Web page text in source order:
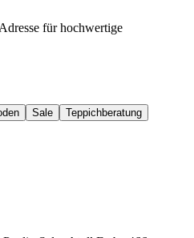
für hochwertige
Sale Teppichberatung